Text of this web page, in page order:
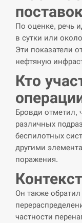
СЕРПЕНЬ
13:23
“Они
МИДе
СЕРПЕНЬ
13:10
Тайвань
навчання
СЕРПЕНЬ
12:53
США
Украины,
СЕРПЕНЬ
12:40
Латвія
По оценке, речь
в сутки или
Эти показатели
нефтяную
Кто
Бровди отметил,
различных
беспилотных
другими
поражения.
Он также
частности